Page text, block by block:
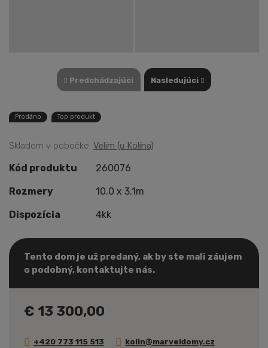
Predchádzajúci Nasledujúci
Prodáno Top produkt
Skladom v pobočke: Velim (u Kolína)
Kód produktu 260076
Rozmery 10.0 x 3.1m
Dispozícia 4kk
Tento dom je už predaný, ak by ste mali záujem
o podobný, kontaktujte nás.
€ 13 300,00
+420 773 115 513 kolin@marveldomy.cz